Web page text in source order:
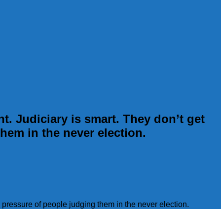
Judiciary is smart. They don’t get
in the never election.
of people judging them in the never election.